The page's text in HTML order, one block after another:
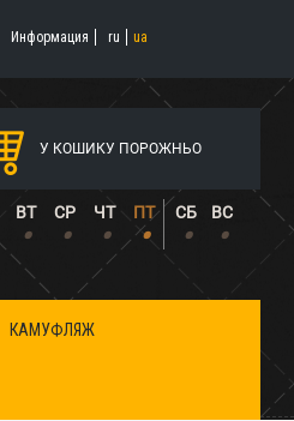
Информация ru ua
У КОШИКУ ПОРОЖНЬО
ВТ СР ЧТ ПТ СБ ВС
• • • • • •
КАМУФЛЯЖ